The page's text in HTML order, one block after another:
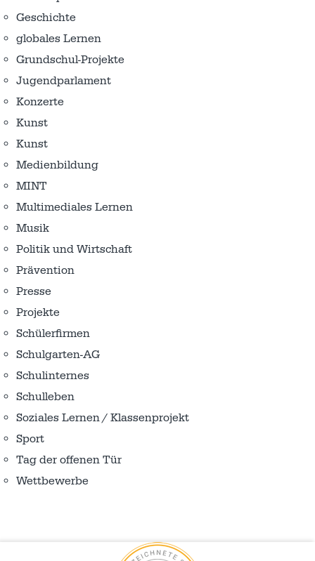
Geschichte
globales Lernen
Grundschul-Projekte
Jugendparlament
Konzerte
Kunst
Kunst
Medienbildung
MINT
Multimediales Lernen
Musik
Politik und Wirtschaft
Prävention
Presse
Projekte
Schülerfirmen
Schulgarten-AG
Schulinternes
Schulleben
Soziales Lernen / Klassenprojekt
Sport
Tag der offenen Tür
Wettbewerbe